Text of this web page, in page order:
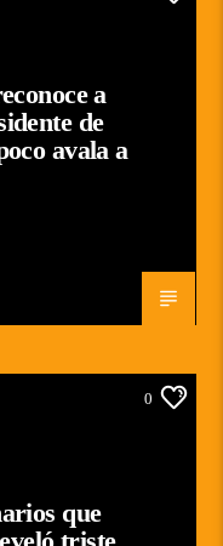
a
de
avala a
0
que